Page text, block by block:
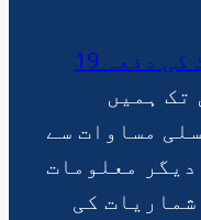
دفعہ 19
تک ہمیں
مساوات سے
معلومات
کی